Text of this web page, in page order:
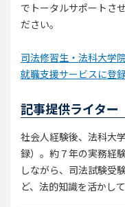
でトータルサポートさ
ださい。
司法修習生・法科大学
就職支援サービスに登
記事提供ライター
社会人経験後、法科大
録）。約７年の実務経
しながら、司法試験受
ど、法的知識を活かし